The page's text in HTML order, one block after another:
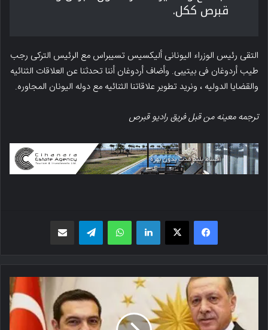
قبرص ککل.
التقى رئیس الوزراء الیونانی ألیکسیس تسیبراس مع الرئیس الترکی رجب
طیب أردوغان فی بیتیبی. وأضاف أردوغان أننا تحدثنا عن العلاقات الثنائیه
والقضایا الدولیه ، ونرید تطویر علاقاتنا الثنائیه مع دوله الیونان المجاوره.
ترجمه معینه من قبل فریق رادیو قبرص
فیسبوک X لینکدین واتس اپ تلگرام